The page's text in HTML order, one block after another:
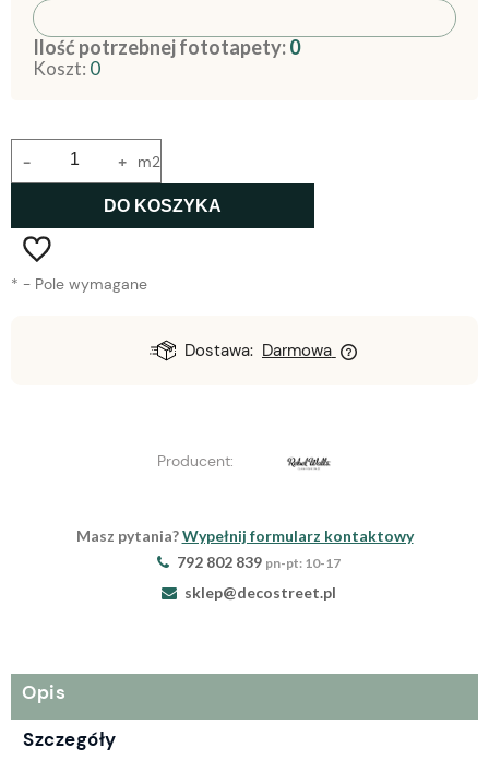
Ilość potrzebnej fototapety:0
Koszt: 0
+
- m2
DO KOSZYKA
* - Pole wymagane
Dostawa: Darmowa
Producent:
Masz pytania?Wypełnij formularz kontaktowy
792 802 839 pn-pt: 10-17
sklep@decostreet.pl
Opis
Szczegóły